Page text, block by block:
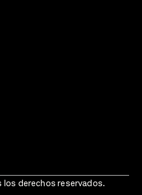
derechos reservados.